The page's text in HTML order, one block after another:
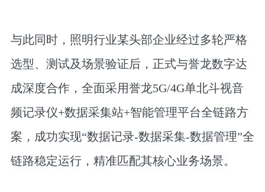
与此同时，照明行业某头部企业经过多轮严格
选型、测试及场景验证后，正式与誉龙数字达
成深度合作，全面采用誉龙5G/4G单北斗视音
频记录仪+数据采集站+智能管理平台全链路方
案，成功实现“数据记录-数据采集-数据管理”全
链路稳定运行，精准匹配其核心业务场景。